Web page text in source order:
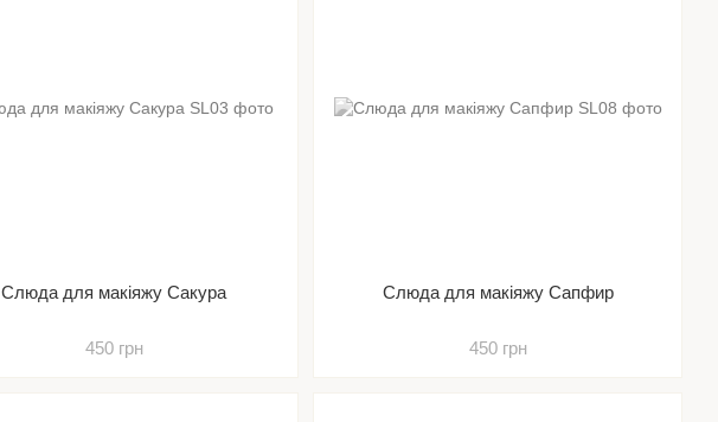
Слюда для макіяжу Сакура
450 грн
Слюда для макіяжу Сапфир
450 грн